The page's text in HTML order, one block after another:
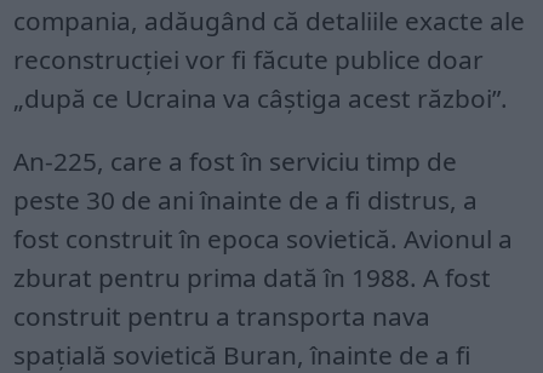
compania, adăugând că detaliile exacte ale
reconstrucției vor fi făcute publice doar
„după ce Ucraina va câștiga acest război”.
An-225, care a fost în serviciu timp de
peste 30 de ani înainte de a fi distrus, a
fost construit în epoca sovietică. Avionul a
zburat pentru prima dată în 1988. A fost
construit pentru a transporta nava
spațială sovietică Buran, înainte de a fi